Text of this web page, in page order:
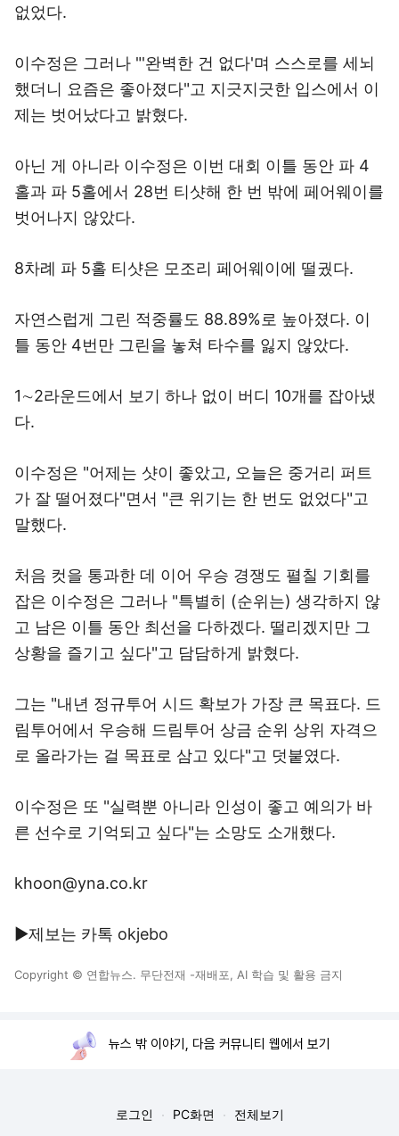
없었다.
이수정은 그러나 "'완벽한 건 없다'며 스스로를 세뇌
했더니 요즘은 좋아졌다"고 지긋지긋한 입스에서 이
제는 벗어났다고 밝혔다.
아닌 게 아니라 이수정은 이번 대회 이틀 동안 파 4
홀과 파 5홀에서 28번 티샷해 한 번 밖에 페어웨이를
벗어나지 않았다.
8차례 파 5홀 티샷은 모조리 페어웨이에 떨궜다.
자연스럽게 그린 적중률도 88.89%로 높아졌다. 이
틀 동안 4번만 그린을 놓쳐 타수를 잃지 않았다.
1∼2라운드에서 보기 하나 없이 버디 10개를 잡아냈
다.
이수정은 "어제는 샷이 좋았고, 오늘은 중거리 퍼트
가 잘 떨어졌다"면서 "큰 위기는 한 번도 없었다"고
말했다.
처음 컷을 통과한 데 이어 우승 경쟁도 펼칠 기회를
잡은 이수정은 그러나 "특별히 (순위는) 생각하지 않
고 남은 이틀 동안 최선을 다하겠다. 떨리겠지만 그
상황을 즐기고 싶다"고 담담하게 밝혔다.
그는 "내년 정규투어 시드 확보가 가장 큰 목표다. 드
림투어에서 우승해 드림투어 상금 순위 상위 자격으
로 올라가는 걸 목표로 삼고 있다"고 덧붙였다.
이수정은 또 "실력뿐 아니라 인성이 좋고 예의가 바
른 선수로 기억되고 싶다"는 소망도 소개했다.
khoon@yna.co.kr
▶제보는 카톡 okjebo
Copyright © 연합뉴스. 무단전재 -재배포, AI 학습 및 활용 금지
뉴스 밖 이야기, 다음 커뮤니티 웹에서 보기
로그인 PC화면 전체보기